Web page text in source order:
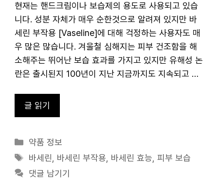
현재는 핸드크림이나 보습제의 용도로 사용되고 있습
니다. 성분 자체가 매우 순한것으로 알려져 있지만 바
세린 부작용 [Vaseline]에 대해 걱정하는 사용자도 매
우 많은 많습니다. 겨울철 심해지는 피부 건조함을 해
소해주는 뛰어난 보습 효과를 가지고 있지만 유해성 논
란은 출시된지 100년이 지난 지금까지도 지속되고 …
글 읽기
카
테
고
약품 정보
태
그
바세린 바세린 부작용 바세린 효능 피부 보습
댓글 남기기